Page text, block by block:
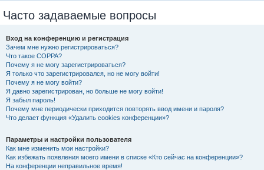
Часто задаваемые вопросы
Вход на конференцию и регистрация
Зачем мне нужно регистрироваться?
Что такое COPPA?
Почему я не могу зарегистрироваться?
Я только что зарегистрировался, но не могу войти!
Почему я не могу войти?
Я давно зарегистрирован, но больше не могу войти!
Я забыл пароль!
Почему мне периодически приходится повторять ввод имени и пароля?
Что делает функция «Удалить cookies конференции»?
Параметры и настройки пользователя
Как мне изменить мои настройки?
Как избежать появления моего имени в списке «Кто сейчас на конференции»?
На конференции неправильное время!